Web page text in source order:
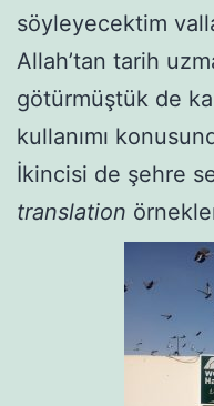
söyleyecektim
Allah’tan tarih
götürmüştük de
kullanımı
İkincisi de şehre
translation